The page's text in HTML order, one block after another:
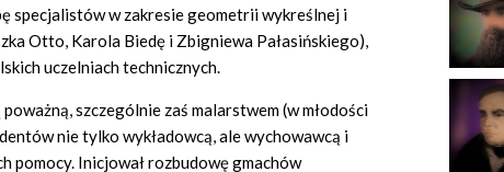
specjalistów w zakresie geometrii wykreślnej i
Otto, Karola Biedę i Zbigniewa Pałasińskiego),
uczelniach technicznych.
szczególnie zaś malarstwem (w młodości
nie tylko wykładowcą, ale wychowawcą i
pomocy. Inicjował rozbudowę gmachów